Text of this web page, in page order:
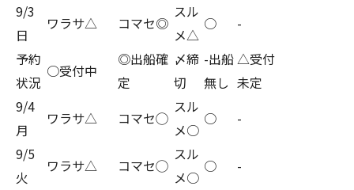
9/3
日
ワラサ△ コマセ◎
スル
メ△
○
-
予約
状況
○受付中
◎出船確
定
〆締
切
-出船
無し
△受付
未定
9/4
月
ワラサ△ コマセ◯
スル
メ○
○
-
9/5
火
ワラサ△ コマセ◯
スル
メ○
○
-